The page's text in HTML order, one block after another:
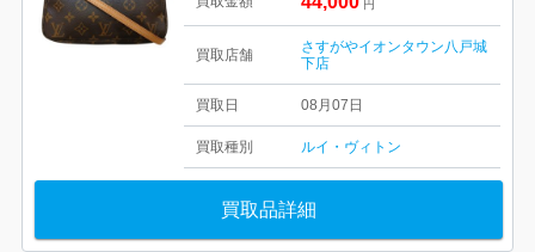
円
買取店舗
さすがやイオンタウン八戸城
下店
買取日 08月07日
買取種別 ルイ・ヴィトン
買取品詳細